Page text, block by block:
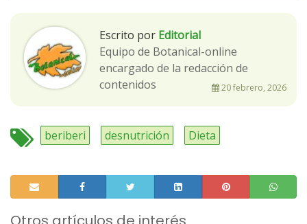
Escrito por Editorial
Equipo de Botanical-online
encargado de la redacción de
contenidos
20 febrero, 2026
beriberi desnutrición Dieta